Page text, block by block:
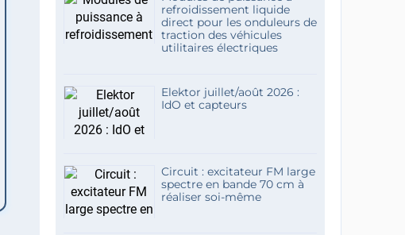
refroidissement liquide
direct pour les onduleurs de
traction des véhicules
utilitaires électriques
Elektor juillet/août 2026 :
IdO et capteurs
Circuit : excitateur FM large
spectre en bande 70 cm à
réaliser soi-même